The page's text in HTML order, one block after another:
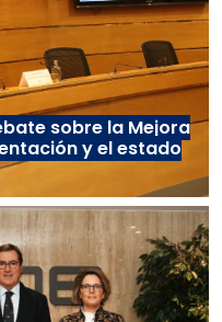
sobre la Mejora
y el estado